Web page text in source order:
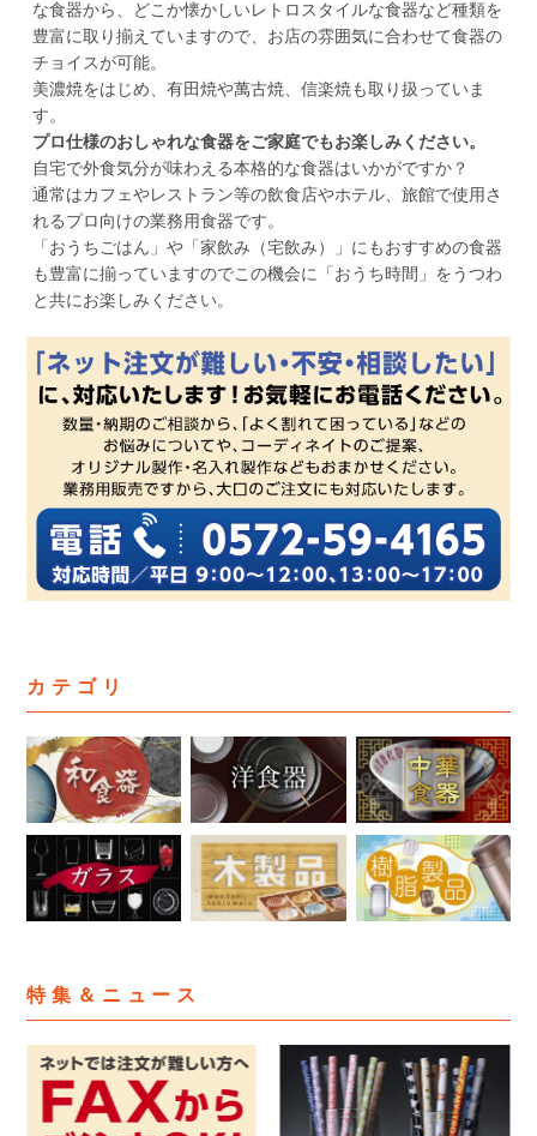
な食器から、どこか懐かしいレトロスタイルな食器など種類を
豊富に取り揃えていますので、お店の雰囲気に合わせて食器の
チョイスが可能。
美濃焼をはじめ、有田焼や萬古焼、信楽焼も取り扱っていま
す。
プロ仕様のおしゃれな食器をご家庭でもお楽しみください。
自宅で外食気分が味わえる本格的な食器はいかがですか？
通常はカフェやレストラン等の飲食店やホテル、旅館で使用さ
れるプロ向けの業務用食器です。
「おうちごはん」や「家飲み（宅飲み）」にもおすすめの食器
も豊富に揃っていますのでこの機会に「おうち時間」をうつわ
と共にお楽しみください。
カテゴリ
特集＆ニュース